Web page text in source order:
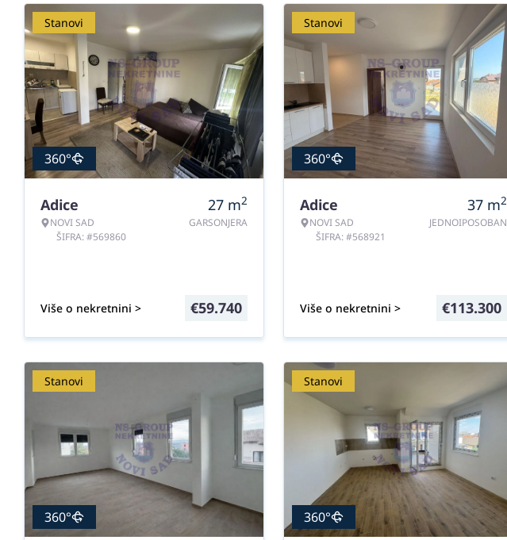
Stanovi
360°
Adice
NOVI SAD
ŠIFRA: #569860
27 m2
GARSONJERA
Više o nekretnini > €59.740
Stanovi
360°
Adice
NOVI SAD
ŠIFRA: #568921
37 m2
JEDNOIPOSOBAN
Više o nekretnini > €113.300
Stanovi
360°
Stanovi
360°